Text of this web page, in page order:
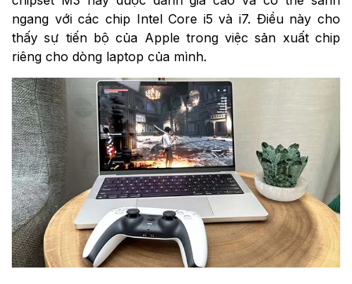
ngang với các chip Intel Core i5 và i7. Điều này cho
thấy sự tiến bộ của Apple trong việc sản xuất chip
riêng cho dòng laptop của mình.